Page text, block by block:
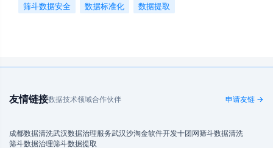
筛斗数据安全
数据标准化 数据提取
友情链接数据技术领域合作伙伴 申请友链 →
成都数据清洗武汉数据治理服务武汉沙淘金软件开发十团网筛斗数据清洗
筛斗数据治理筛斗数据提取